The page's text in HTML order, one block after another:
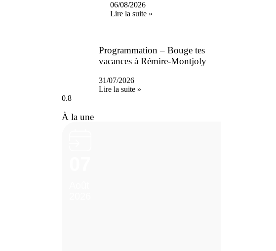
06/08/2026
Lire la suite »
Programmation – Bouge tes
vacances à Rémire-Montjoly
31/07/2026
Lire la suite »
À la une